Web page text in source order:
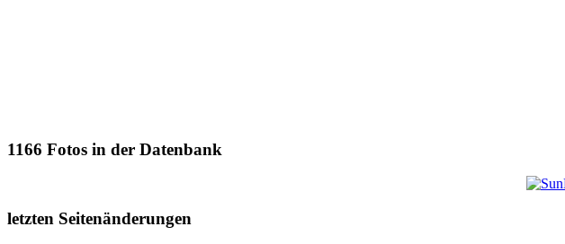
1166 Fotos in der Datenbank
letzten Seitenänderungen